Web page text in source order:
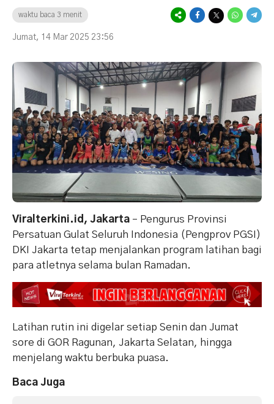
waktu baca 3 menit
Jumat, 14 Mar 2025 23:56
Viralterkini.id, Jakarta – Pengurus Provinsi
Persatuan Gulat Seluruh Indonesia (Pengprov PGSI)
DKI Jakarta tetap menjalankan program latihan bagi
para atletnya selama bulan Ramadan.
Latihan rutin ini digelar setiap Senin dan Jumat
sore di GOR Ragunan, Jakarta Selatan, hingga
menjelang waktu berbuka puasa.
Baca Juga